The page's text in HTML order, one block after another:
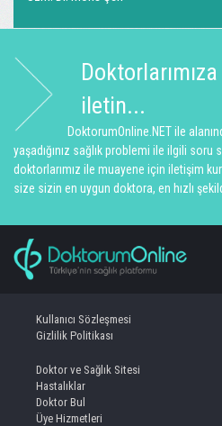
Doktorlarımıza
iletin...
DoktorumOnline.NET ile
yaşadığınız sağlık problemi ile ilgili
doktorlarımız ile muayene için iletişim
size sizin en uygun doktora, en hızlı
Kullanıcı Sözleşmesi
Gizlilik Politikası
Doktor ve Sağlık Sitesi
Hastalıklar
Doktor Bul
Üye Hizmetleri